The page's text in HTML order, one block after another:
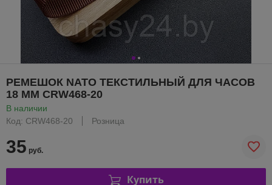
РЕМЕШОК NATO ТЕКСТИЛЬНЫЙ ДЛЯ ЧАСОВ
18 ММ CRW468-20
В наличии
Код: CRW468-20
Розница
35 руб.
Купить